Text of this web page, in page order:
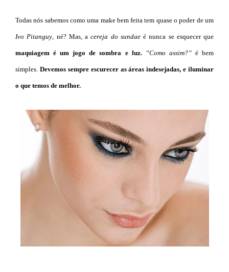
Todas nós sabemos como uma make bem feita tem quase o poder de um
Ivo Pitanguy , né? Mas, acereja do sundaeé nunca se esquecer que
maquiagem é um jogo de sombra e luz. “Como assim?” é bem
simples. Devemos sempre escurecer as áreas indesejadas, e iluminar
o que temos de melhor.